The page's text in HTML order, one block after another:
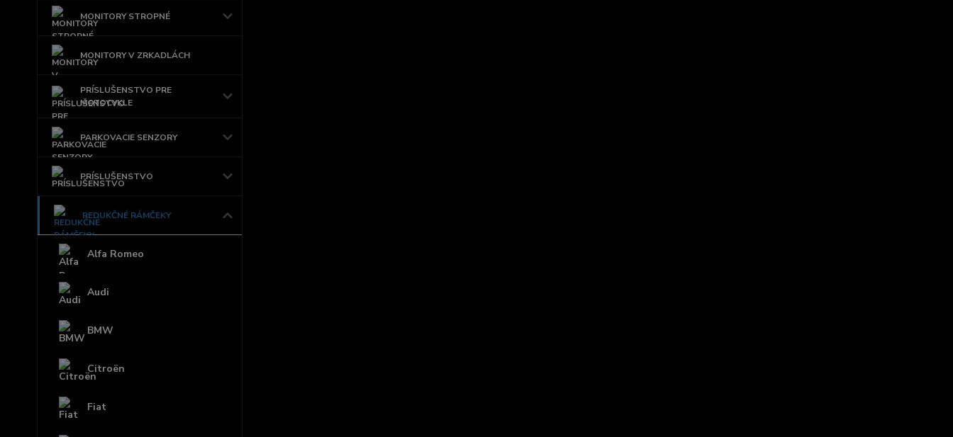
MONITORY STROPNÉ
MONITORY V ZRKADLÁCH
PRÍSLUŠENSTVO PRE
MOTOCYKLE
PARKOVACIE SENZORY
PRÍSLUŠENSTVO
REDUKČNÉ RÁMČEKY
Alfa Romeo
Audi
BMW
Citroën
Fiat